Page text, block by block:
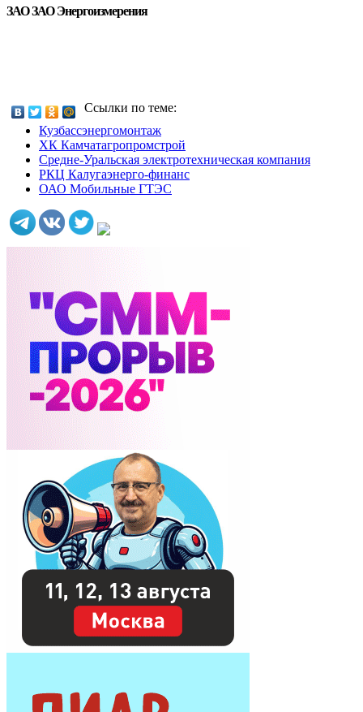
ЗАО ЗАО Энергоизмерения
Ссылки по теме:
Кузбассэнергомонтаж
ХК Камчатагропромстрой
Средне-Уральская электротехническая компания
РКЦ Калугаэнерго-финанс
ОАО Мобильные ГТЭС